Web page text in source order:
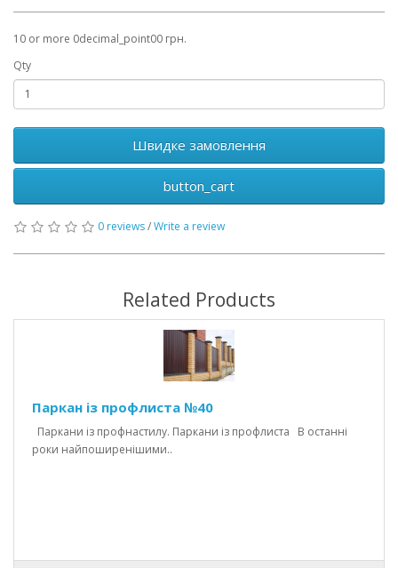
10 or more 0decimal_point00 грн.
Qty
Швидке замовлення
button_cart
0 reviews/Write a review
Related Products
Паркан із профлиста №40
Паркани із профнастилу. Паркани із профлиста В останні
роки найпоширенішими..